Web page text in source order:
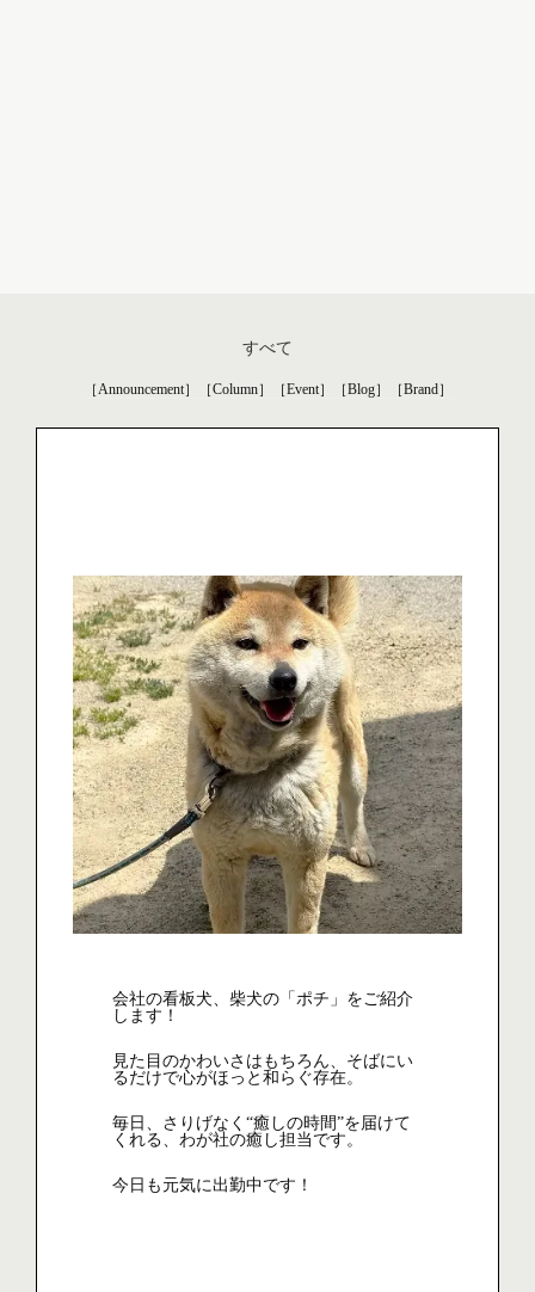
すべて
［Announcement］ ［Column］ ［Event］ ［Blog］ ［Brand］
会社の看板犬、柴犬の「ポチ」をご紹介
します！
見た目のかわいさはもちろん、そばにい
るだけで心がほっと和らぐ存在。
毎日、さりげなく“癒しの時間”を届けて
くれる、わが社の癒し担当です。
今日も元気に出勤中です！